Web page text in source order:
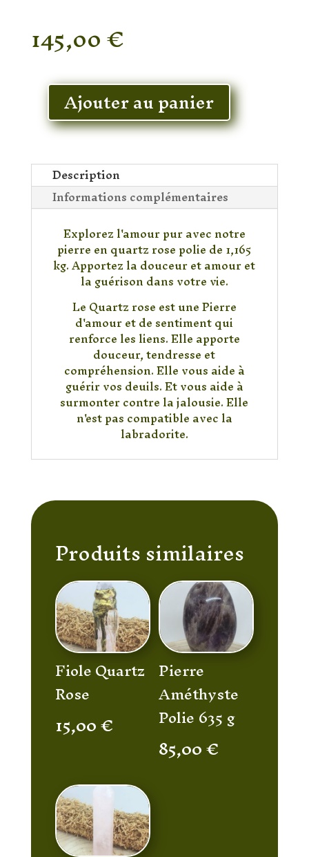
145,00€
En stock
quantité
Pierre
Rose
Polie
1,165
Ajouter au panier
Description
Informations complémentaires
Explorez l'amour pur avec notre
pierre en quartz rose polie de 1,165
kg. Apportez la douceur et amour et
la guérison dans votre vie.
Le Quartz rose est une Pierre
d'amour et de sentiment qui
renforce les liens. Elle apporte
douceur, tendresse et
compréhension. Elle vous aide à
guérir vos deuils. Et vous aide à
surmonter contre la jalousie. Elle
n'est pas compatible avec la
labradorite.
Produits similaires
Fiole Quartz
Rose
15,00€
Pierre
Améthyste
Polie 635 g
85,00€